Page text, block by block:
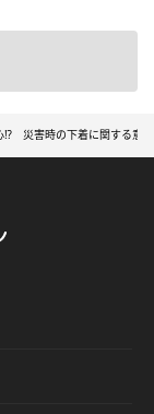
⁉ 災害時の下着に関する意